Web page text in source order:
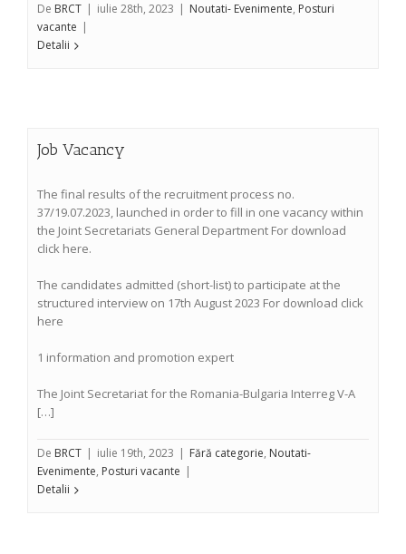
De BRCT | iulie 28th, 2023 | Noutati- Evenimente, Posturi
vacante |
Detalii
Job Vacancy
The final results of the recruitment process no.
37/19.07.2023, launched in order to fill in one vacancy within
the Joint Secretariats General Department For download
click here.
The candidates admitted (short-list) to participate at the
structured interview on 17th August 2023 For download click
here
1 information and promotion expert
The Joint Secretariat for the Romania-Bulgaria Interreg V-A
[…]
De BRCT | iulie 19th, 2023 | Fără categorie, Noutati-
Evenimente, Posturi vacante |
Detalii